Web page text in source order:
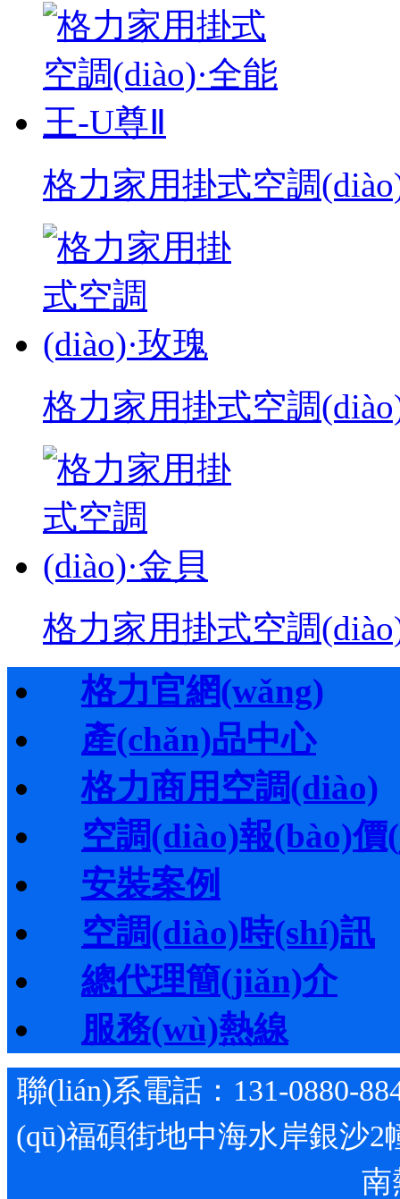
格力家用掛式空調
格力家用掛式空調
格力家用掛式空調
格力官網(wǎng)
產(chǎn)品中心
格力商用空調(diào)
空調(diào)報(bào)
安裝案例
空調(diào)時(shí)訊
總代理簡(jiǎn)介
服務(wù)熱線
聯(lián)系電話：131-0880-
(qū)福碩街地中海水岸銀沙2
南